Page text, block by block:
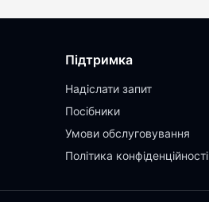
Підтримка
Надіслати запит
Посібники
Умови обслуговування
Політика конфіденційності